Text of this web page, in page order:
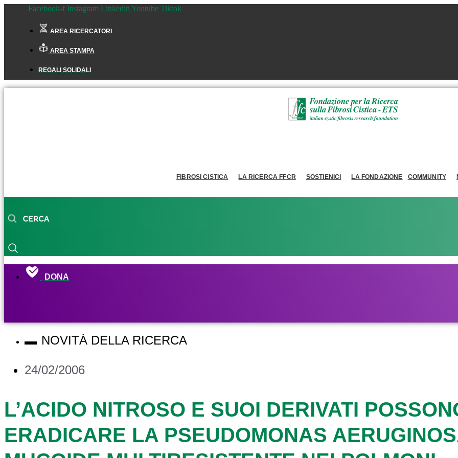
Facebook-f Instagram Linkedin Youtube Tiktok
AREA RICERCATORI
AREA STAMPA
REGALI SOLIDALI
FIBROSI CISTICA LA RICERCA FFCR SOSTIENICI LA FONDAZIONE COMMUNITY
DONA
NOVITÀ DELLA RICERCA
24/02/2006
L’ACIDO NITROSO E SUOI DERIVATI
ERADICARE LA PSEUDOMONAS